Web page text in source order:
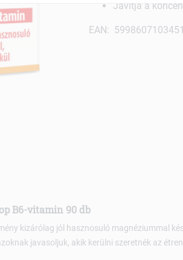
Javítja a
EAN: 5998607103451
B6-vitamin 90 db
kizárólag jól hasznosuló magnéziummal
javasoljuk, akik kerülni szeretnék az